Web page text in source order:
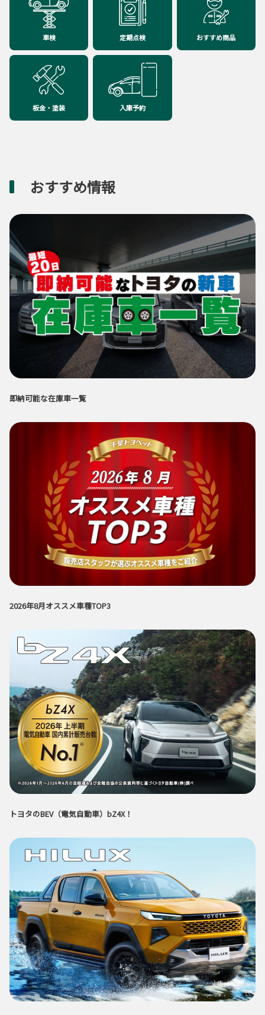
車検 定期点検 おすすめ商品
板金・塗装 入庫予約
おすすめ情報
即納可能な在庫車一覧
2026年8月オススメ車種TOP3
トヨタのBEV（電気自動車）bZ4X！